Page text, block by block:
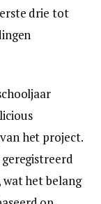
drie tot
het project.
het belang